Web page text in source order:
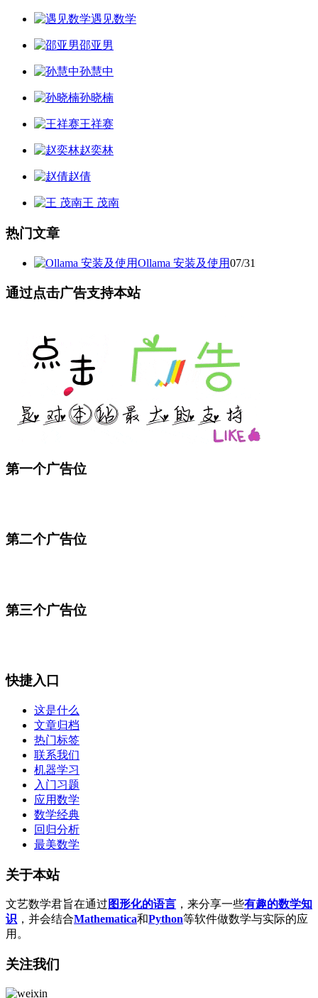
遇见数学
邵亚男
孙慧中
孙晓楠
王祥赛
赵奕林
赵倩
王 茂南
热门文章
Ollama 安装及使用07/31
通过点击广告支持本站
第一个广告位
第二个广告位
第三个广告位
快捷入口
这是什么
文章归档
热门标签
联系我们
机器学习
入门习题
应用数学
数学经典
回归分析
最美数学
关于本站
文艺数学君旨在通过 图形化的语言 ，来分享一些有趣的数学知
识 ，并会结合Mathematica和Python等软件做数学与实际的应
用。
关注我们